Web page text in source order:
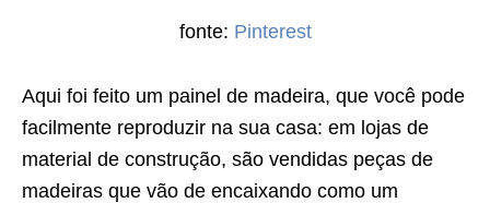
fonte: Pinterest
Aqui foi feito um painel de madeira, que você pode
facilmente reproduzir na sua casa: em lojas de
material de construção, são vendidas peças de
madeiras que vão de encaixando como um